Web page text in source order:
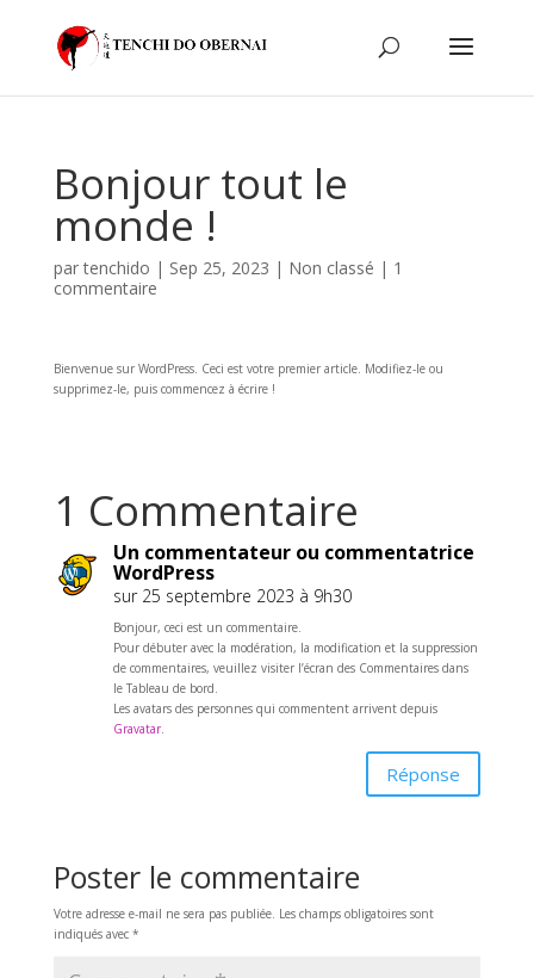
Bonjour tout le
monde !
partenchido | Sep 25, 2023 | Non classé | 1
commentaire
Bienvenue sur WordPress. Ceci est votre premier article. Modifiez-le ou
supprimez-le, puis commencez à écrire !
1 Commentaire
Un commentateur ou commentatrice
WordPress
sur 25 septembre 2023 à 9h30
Bonjour, ceci est un commentaire.
Pour débuter avec la modération, la modification et la suppression
de commentaires, veuillez visiter l’écran des Commentaires dans
le Tableau de bord.
Les avatars des personnes qui commentent arrivent depuis
Gravatar.
Réponse
Poster le commentaire
Votre adresse e-mail ne sera pas publiée. Les champs obligatoires sont
indiqués avec *